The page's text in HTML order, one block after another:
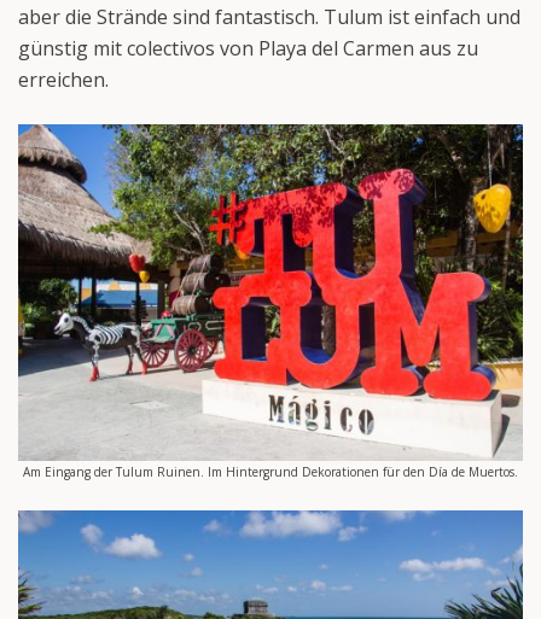
aber die Strände sind fantastisch. Tulum ist einfach und
günstig mit colectivos von Playa del Carmen aus zu
erreichen.
Am Eingang der Tulum Ruinen. Im Hintergrund Dekorationen für den Día de Muertos.